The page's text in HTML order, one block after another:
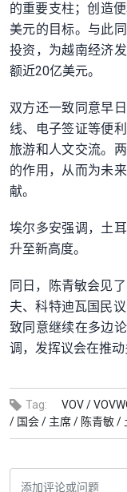
的重要支柱；创造
美元的目标。与此
投资，为越南经济
额近20亿美元。
双方还一致同意早
线、电子签证等便
旅游和人文交流。
的作用，从而为未
献。
埃尔多安强调，土
升至新高度。
同日，陈青敏会见
夫、科特迪瓦国民
致同意继续在多边
调，发挥议会在推动
Tag: VOV /
/ 国会 / 主席 / 陈青敏 /